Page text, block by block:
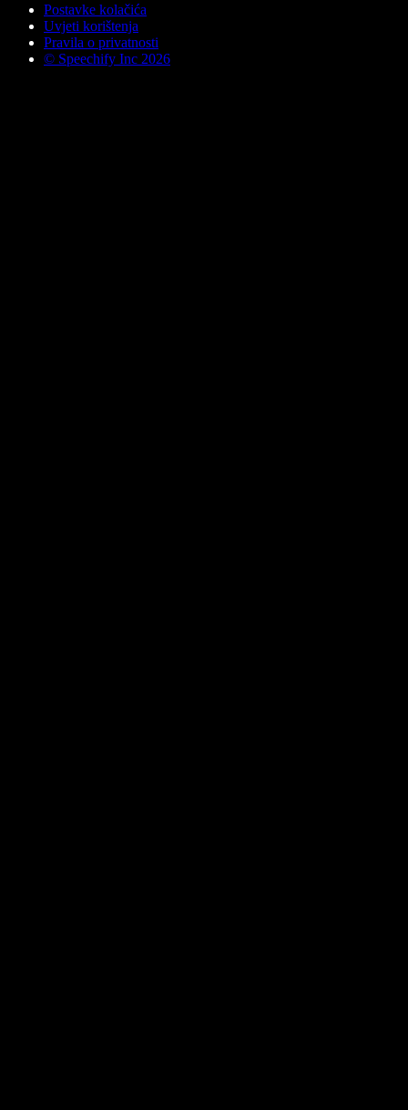
Postavke kolačića
Uvjeti korištenja
Pravila o privatnosti
© Speechify Inc 2026